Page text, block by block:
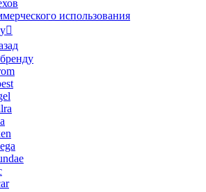
использования